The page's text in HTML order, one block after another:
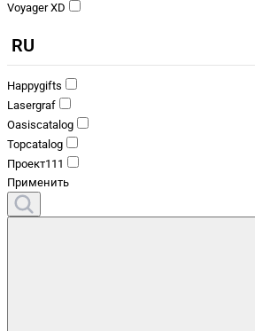
Voyager XD
RU
Happygifts
Lasergraf
Oasiscatalog
Topcatalog
Проект111
Применить